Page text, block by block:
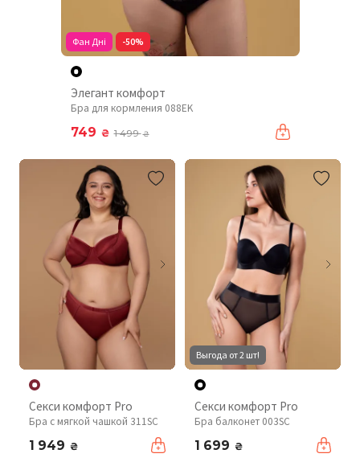
Фан Дні -50%
Элегант комфорт
Бра для кормления 088EK
749 ₴ 1 499₴
Секси комфорт Pro
Бра с мягкой чашкой 311SC
1 949 ₴
Выгода от 2 шт!
Секси комфорт Pro
Бра балконет 003SC
1 699 ₴